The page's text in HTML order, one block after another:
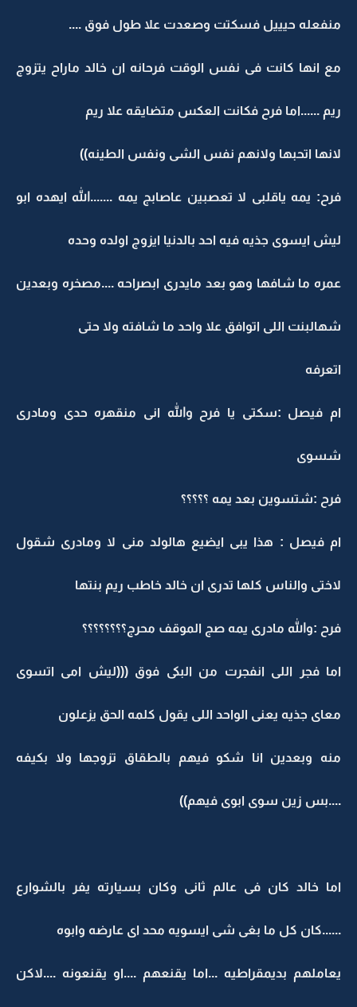
منفعله حيييل فسكتت وصعدت علا طول فوق ....
مع انها كانت فى نفس الوقت فرحانه ان خالد ماراح يتزوج
ريم ......اما فرح فكانت العكس متضايقه علا ريم
لانها اتحبها ولانهم نفس الشى ونفس الطينه))
فرح: يمه ياقلبى لا تعصبين عاصابج يمه .......الله ايهده ابو
ليش ايسوى جذيه فيه احد بالدنيا ايزوج اولده وحده
عمره ما شافها وهو بعد مايدرى ابصراحه ....مصخره وبعدين
شهالبنت اللى اتوافق علا واحد ما شافته ولا حتى
اتعرفه
ام فيصل :سكتى يا فرح والله انى منقهره حدى ومادرى
شسوى
فرح :شتسوين بعد يمه ؟؟؟؟؟
ام فيصل : هذا يبى ايضيع هالولد منى لا ومادرى شقول
لاختى والناس كلها تدرى ان خالد خاطب ريم بنتها
فرح :والله مادرى يمه صج الموقف محرج؟؟؟؟؟؟؟؟
اما فجر اللى انفجرت من البكى فوق (((ليش امى اتسوى
معاى جذيه يعنى الواحد اللى يقول كلمه الحق يزعلون
منه وبعدين انا شكو فيهم بالطقاق تزوجها ولا بكيفه
....بس زين سوى ابوى فيهم))
اما خالد كان فى عالم ثانى وكان بسيارته يفر بالشوارع
......كان كل ما بغى شى ايسويه محد اى عارضه وابوه
يعاملهم بديمقراطيه ...اما يقنعهم ....او يقنعونه ....لاكن